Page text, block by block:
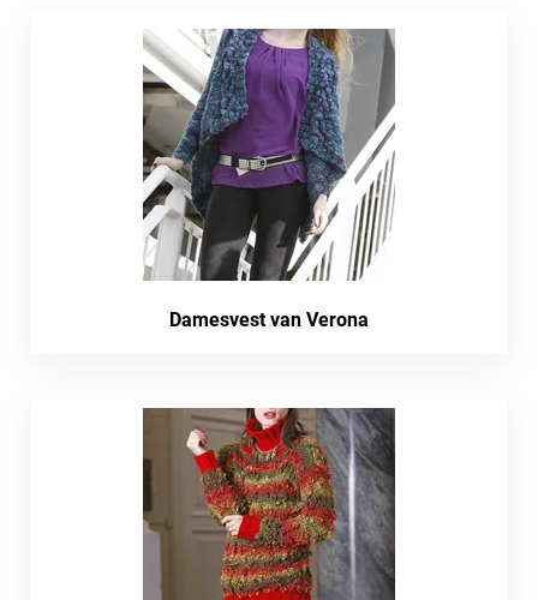
Damesvest van Verona